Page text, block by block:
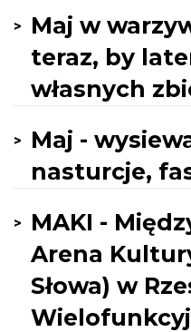
Maj w
teraz, by
własnych
Maj -
nasturcje,
MAKI -
Arena
Słowa) w